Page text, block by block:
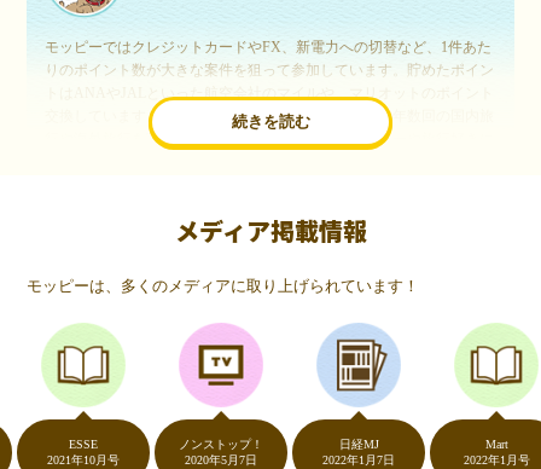
続きを読む
モッピーではクレジットカードやFX、新電力への切替など、1件あた
りのポイント数が大きな案件を狙って参加しています。貯めたポイン
交換しています。このようにすることで、ほぼ無料で年数回の国内旅
行や海外旅行を実現しています。モッピーは陸マイラーや旅行好きに
いつものネットショッピングが、モッピーでお得
（20代・女性）
友達に勧められてモッピーをはじめました。空いた時間にスマホで買
い物をすることが多いのですが、モッピーを経由するだけでショップ
のポイントとモッピーのポイントが二重で貯まることを知り、ビック
リ…！いつものネットショッピングをモッピーを経由するだけでポイ
ントが貯まるなんて…もっと早く教えてほしかった～！貯まったポイ
ントはギフト券に交換して、プチ贅沢を楽しんでます♪
メディア掲載情報
モッピーは、多くのメディアに取り上げられています！
2021年10月号
ノンストップ！
2020年5月7日
日経MJ
2022年1月7日
2022年1月号